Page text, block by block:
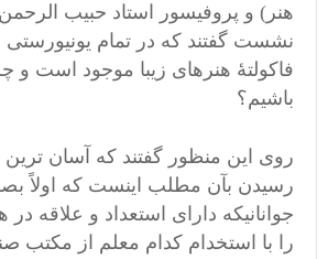
هنر) و پروفیسور استاد حبیب
نشست گفتند که در تمام
فاکولتۀ هنرهای زیبا موجود است و
باشیم؟
روی این منظور گفتند که آسان ترین
رسیدن بآن مطلب اینست که اولاً
جوانانیکه دارای استعداد و علاقه در
را با استخدام کدام معلم از مکتب